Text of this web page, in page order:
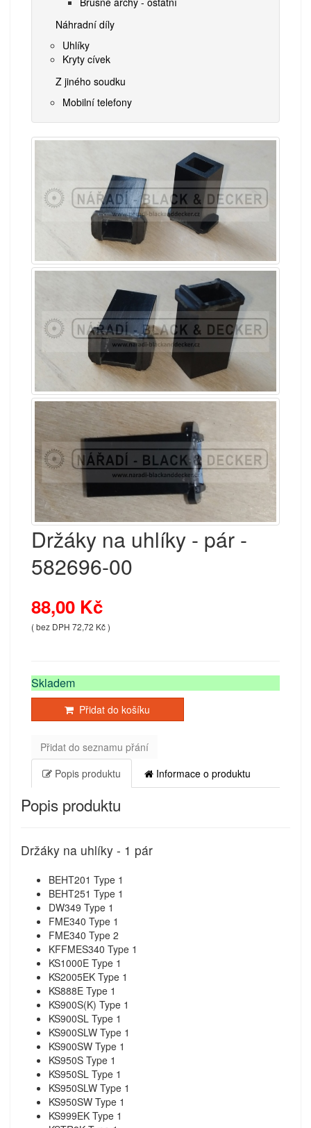
Náhradní díly
Uhlíky
Kryty cívek
Z jiného soudku
Mobilní telefony
Držáky na uhlíky - pár -
582696-00
88,00 Kč
( bez DPH 72,72 Kč )
Skladem
Přidat do košíku
Přidat do seznamu přání
Popis produktu
Informace o produktu
Popis produktu
Držáky na uhlíky - 1 pár
BEHT201 Type 1
BEHT251 Type 1
DW349 Type 1
FME340 Type 1
FME340 Type 2
KFFMES340 Type 1
KS1000E Type 1
KS2005EK Type 1
KS888E Type 1
KS900S(K) Type 1
KS900SL Type 1
KS900SLW Type 1
KS900SW Type 1
KS950S Type 1
KS950SL Type 1
KS950SLW Type 1
KS950SW Type 1
KS999EK Type 1